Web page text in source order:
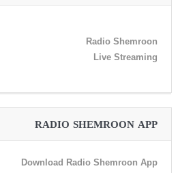
Radio Shemroon
Live Streaming
RADIO SHEMROON APP
Download Radio Shemroon App